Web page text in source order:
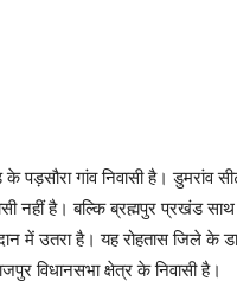
गांव निवासी है। डुमरांव
नहीं है। बल्कि ब्रह्मपुर प्रखंड
में उतरा है। यह रोहतास जिले के
विधानसभा क्षेत्र के निवासी है।